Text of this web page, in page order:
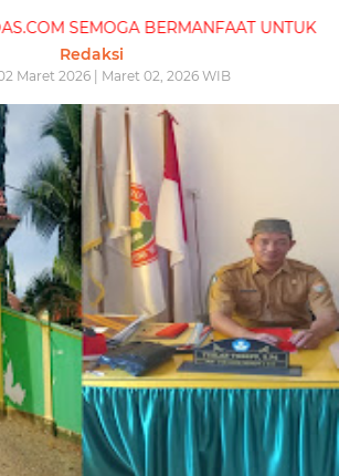
UNTUK ANDA BY MARJUNUS
Redaksi
Maret 2026 | Maret 02, 2026 WIB